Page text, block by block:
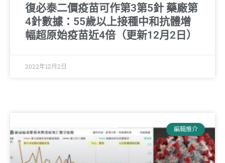
復必泰二價疫苗可作第3第5針 藥廠第
4針數據：55歲以上接種中和抗體增
幅超原始疫苗近4倍（更新12月2日）
2022年12月2日
編輯推介